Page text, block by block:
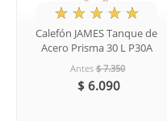
★ ☆ ☆ ☆ ☆
Calefón JAMES Tanque de
Acero Prisma 30 L P30A
Antes $ 7.350
$ 6.090